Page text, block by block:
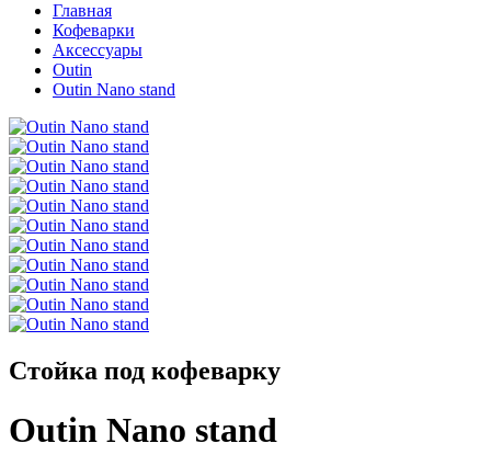
Главная
Кофеварки
Аксессуары
Outin
Outin Nano stand
Стойка под кофеварку
Outin Nano stand